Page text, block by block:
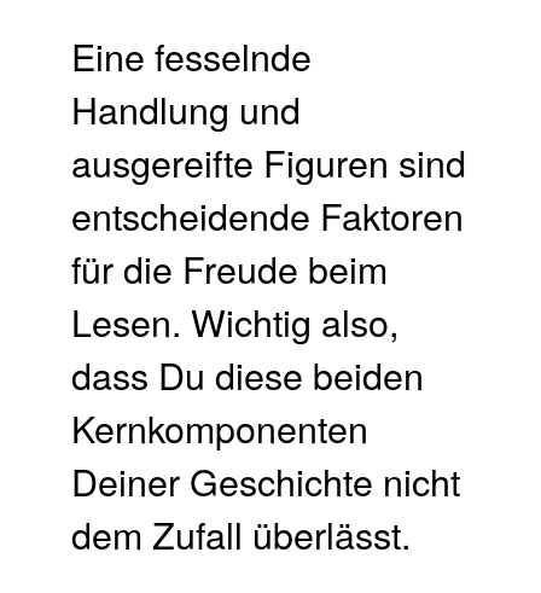
Eine fesselnde
Handlung und
ausgereifte Figuren sind
entscheidende Faktoren
für die Freude beim
Lesen. Wichtig also,
dass Du diese beiden
Kernkomponenten
Deiner Geschichte nicht
dem Zufall überlässt.